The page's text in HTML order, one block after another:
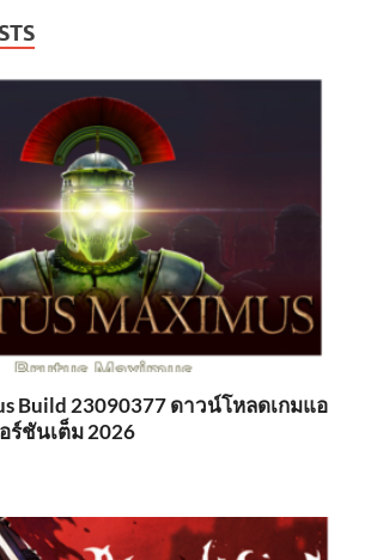
Build 23090377 ดาวน์โหลดเกมแอ
ร์ชันเต็ม 2026